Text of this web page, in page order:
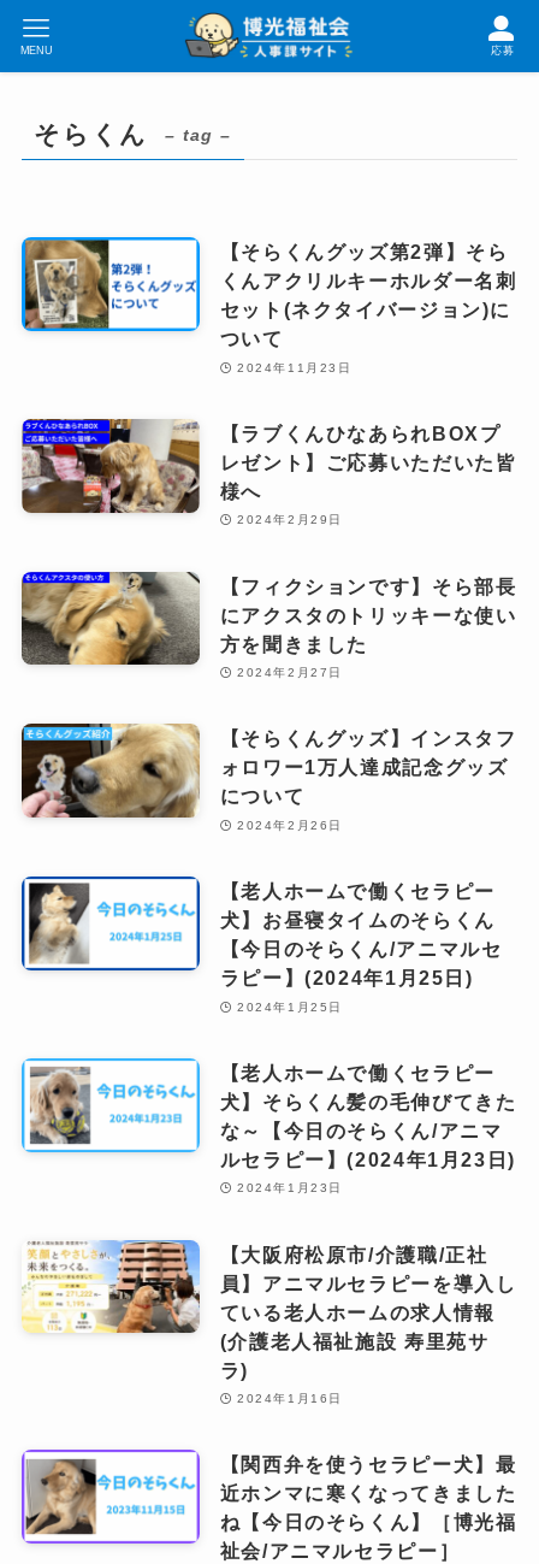
応募
MENU
そらくん – tag –
【そらくんグッズ第2弾】そら
くんアクリルキーホルダー名刺
セット(ネクタイバージョン)に
ついて
2024年11月23日
【ラブくんひなあられBOXプ
レゼント】ご応募いただいた皆
様へ
2024年2月29日
【フィクションです】そら部長
にアクスタのトリッキーな使い
方を聞きました
2024年2月27日
【そらくんグッズ】インスタフ
ォロワー1万人達成記念グッズ
について
2024年2月26日
【老人ホームで働くセラピー
犬】お昼寝タイムのそらくん
【今日のそらくん/アニマルセ
ラピー】(2024年1月25日)
2024年1月25日
【老人ホームで働くセラピー
犬】そらくん髪の毛伸びてきた
な～【今日のそらくん/アニマ
ルセラピー】(2024年1月23日)
2024年1月23日
【大阪府松原市/介護職/正社
員】アニマルセラピーを導入し
ている老人ホームの求人情報
(介護老人福祉施設 寿里苑サ
ラ)
2024年1月16日
【関西弁を使うセラピー犬】最
近ホンマに寒くなってきました
ね【今日のそらくん】［博光福
祉会/アニマルセラピー］